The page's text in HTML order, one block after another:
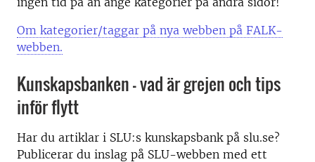
Om kategorier/taggar på nya webben på FALK-
webben.
Kunskapsbanken – vad är grejen och tips
inför flytt
Har du artiklar i SLU:s kunskapsbank på slu.se?
Publicerar du inslag på SLU-webben med ett